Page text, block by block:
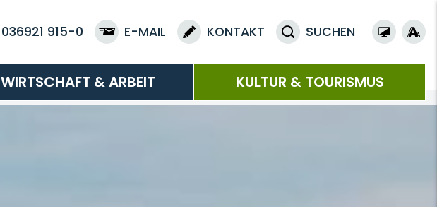
036921 915-0 E-MAIL KONTAKT SUCHEN
WIRTSCHAFT & ARBEIT KULTUR & TOURISMUS